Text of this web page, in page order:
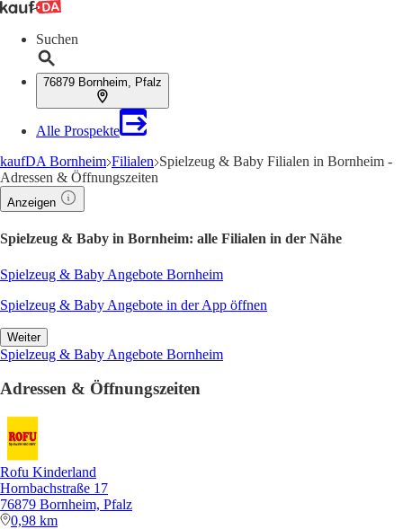
Suchen
76879 Bornheim, Pfalz
Alle Prospekte
kaufDA Bornheim Filialen Spielzeug & Baby Filialen in Bornheim -
Adressen & Öffnungszeiten
Anzeigen
Spielzeug & Baby in Bornheim: alle Filialen in der Nähe
Spielzeug & Baby Angebote Bornheim
Spielzeug & Baby Angebote in der App öffnen
Weiter
Spielzeug & Baby Angebote Bornheim
Adressen & Öffnungszeiten
Rofu Kinderland
Hornbachstraße 17
76879 Bornheim, Pfalz
0,98 km